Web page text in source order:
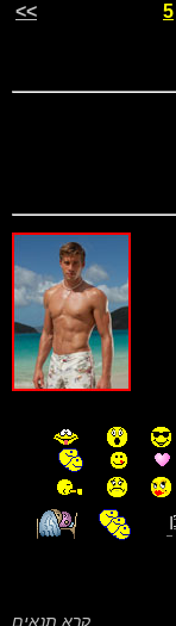
5
>>
קרא תנאים